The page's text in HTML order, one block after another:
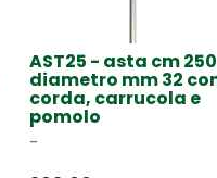
AST25 - asta cm 250
diametro mm 32
corda, carrucola e
pomolo
-